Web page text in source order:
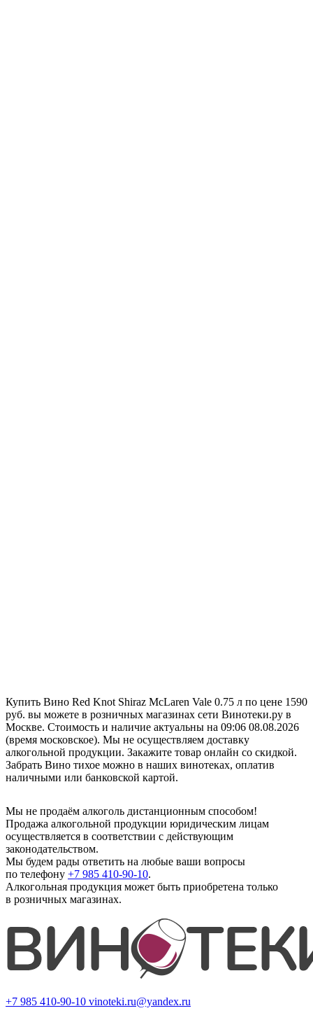
Купить Вино Red Knot Shiraz McLaren Vale 0.75 л по цене 1590
руб. вы можете в розничных магазинах сети Винотеки.ру в
Москве. Стоимость и наличие актуальны на 09:06 08.08.2026
(время московское). Мы не осуществляем доставку
алкогольной продукции. Закажите товар онлайн со скидкой.
Забрать Вино тихое можно в наших винотеках, оплатив
наличными или банковской картой.
Мы не продаём алкоголь дистанционным способом!
Продажа алкогольной продукции юридическим лицам
осуществляется в соответствии с действующим
законодательством.
Мы будем рады ответить на любые ваши вопросы
по телефону +7 985 410-90-10.
Алкогольная продукция может быть приобретена только
в розничных магазинах.
+7 985 410-90-10 vinoteki.ru@yandex.ru